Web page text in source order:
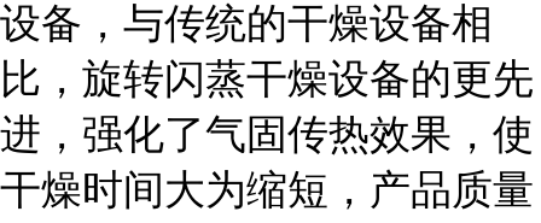
设备，与传统的干燥设备相
比，旋转闪蒸干燥设备的更先
进，强化了气固传热效果，使
干燥时间大为缩短，产品质量